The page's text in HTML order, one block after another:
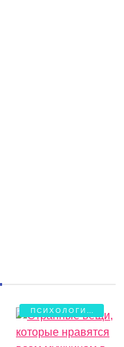
ПСИХОЛОГИЯ
ЛЮБВИ